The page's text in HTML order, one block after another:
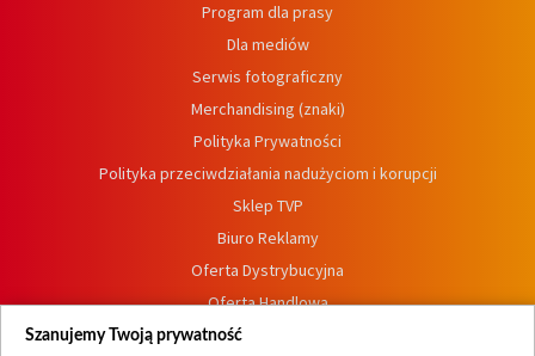
Program dla prasy
Dla mediów
Serwis fotograficzny
Merchandising (znaki)
Polityka Prywatności
Polityka przeciwdziałania nadużyciom i korupcji
Sklep TVP
Biuro Reklamy
Oferta Dystrybucyjna
Oferta Handlowa
Dostępność
Szanujemy Twoją prywatność